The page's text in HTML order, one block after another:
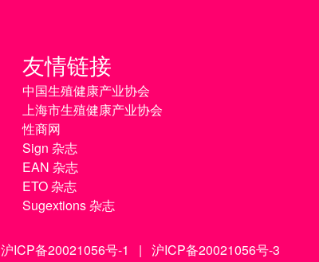
友情链接
中国生殖健康产业协会
上海市生殖健康产业协会
性商网
Sign 杂志
EAN 杂志
ETO 杂志
Sugextions 杂志
沪ICP备20021056号-1 | 沪ICP备20021056号-3